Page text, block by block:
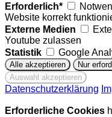
Erforderlich*
Website korrekt
Externe Medien
Youtube zulassen
Statistik
Google
Datenschutzerklärung
Erforderliche Cookies